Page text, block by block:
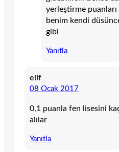
yerleştirme
benim kendi
gibi
Yanıtla
elif
08 Ocak 2017
0,1 puanla fen lisesini
alılar
Yanıtla